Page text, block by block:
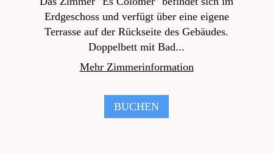
Erdgeschoss und verfügt über eine eigene
Terrasse auf der Rückseite des Gebäudes.
Doppelbett mit Bad...
Mehr Zimmerinformation
BUCHEN